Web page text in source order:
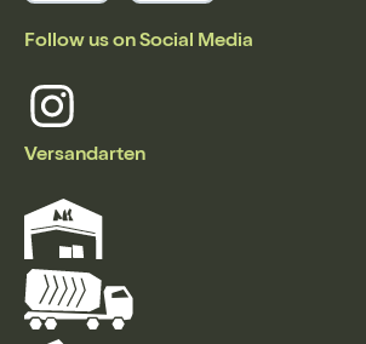
Follow us on Social Media
Versandarten